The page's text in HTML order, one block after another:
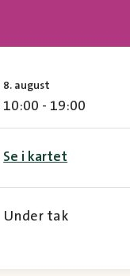
8. august
10:00 - 19:00
Se i kartet
Under tak